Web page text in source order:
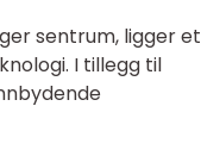
sentrum, ligger et
I tillegg til